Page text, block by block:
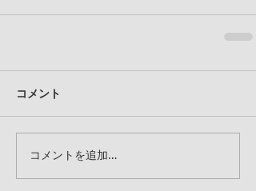
コメント
コメントを追加…